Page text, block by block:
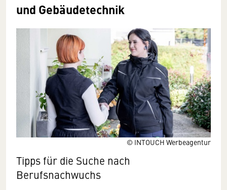
© INTOUCH Werbeagentur
und Gebäudetechnik
Tipps für die Suche nach
Berufsnachwuchs